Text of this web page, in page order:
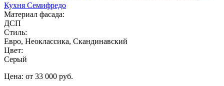
Кухня Семифредо
Материал фасада:
ДСП
Стиль:
Евро, Неоклассика, Скандинавский
Цвет:
Серый
Цена: от 33 000 руб.